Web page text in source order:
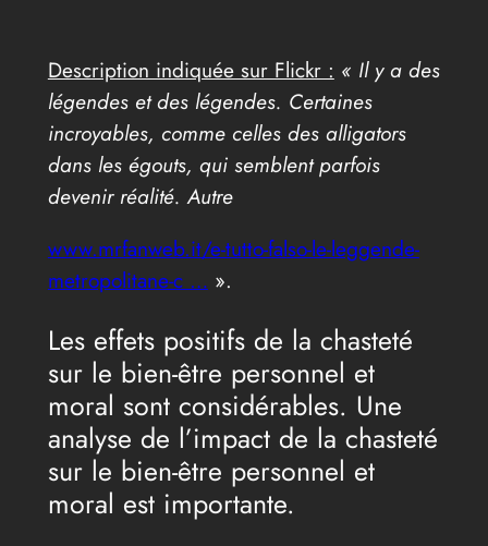
Description indiquée sur Flickr : « Il y a des
légendes et des légendes. Certaines
incroyables, comme celles des alligators
dans les égouts, qui semblent parfois
devenir réalité. Autre
www.mrfanweb.it/e-tutto-falso-le-leggende-
metropolitane-c … ».
Les effets positifs de la chasteté
sur le bien-être personnel et
moral sont considérables. Une
analyse de l’impact de la chasteté
sur le bien-être personnel et
moral est importante.